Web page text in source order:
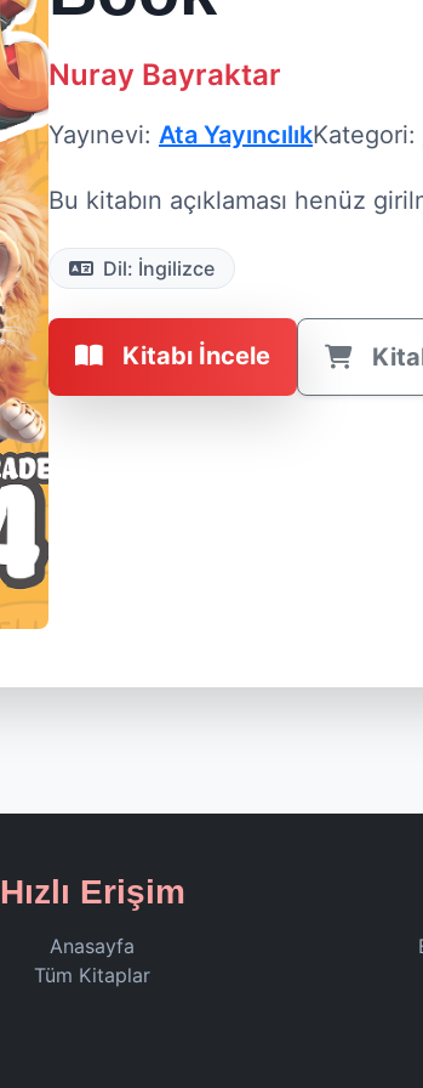
Nuray Bayraktar
Yayınevi: Ata YayıncılıkKategori:
Bu kitabın açıklaması henüz
Dil: İngilizce
Kitabı İncele
Hızlı Erişim
Anasayfa
Tüm Kitaplar